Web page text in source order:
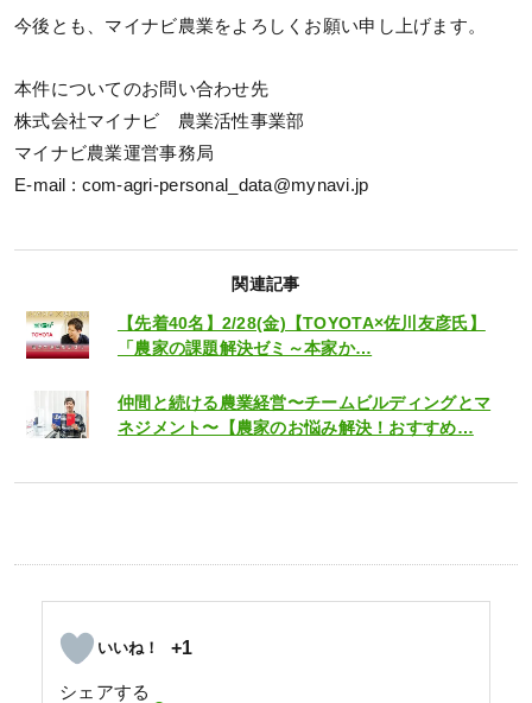
今後とも、マイナビ農業をよろしくお願い申し上げます。
本件についてのお問い合わせ先
株式会社マイナビ 農業活性事業部
マイナビ農業運営事務局
E-mail : com-agri-personal_data@mynavi.jp
関連記事
【先着40名】2/28(金)【TOYOTA×佐川友彦氏】
「農家の課題解決ゼミ～本家か…
仲間と続ける農業経営〜チームビルディングとマ
ネジメント〜【農家のお悩み解決！おすすめ…
+1
シェアする